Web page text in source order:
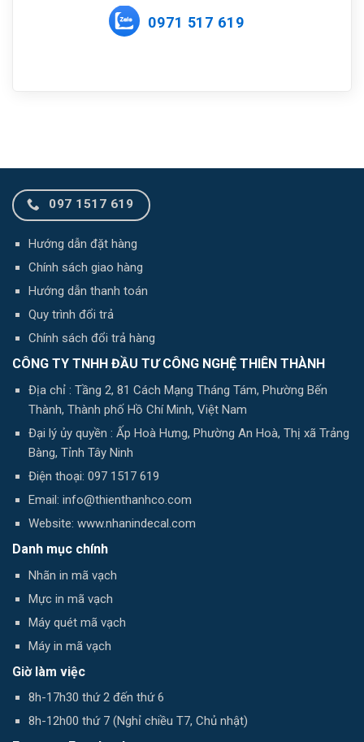
0971 517 619
097 1517 619
Hướng dẫn đặt hàng
Chính sách giao hàng
Hướng dẫn thanh toán
Quy trình đổi trả
Chính sách đổi trả hàng
CÔNG TY TNHH ĐẦU TƯ CÔNG NGHỆ THIÊN THÀNH
Địa chỉ : Tầng 2, 81 Cách Mạng Tháng Tám, Phường Bến
Thành, Thành phố Hồ Chí Minh, Việt Nam
Đại lý ủy quyền : Ấp Hoà Hưng, Phường An Hoà, Thị xã Trảng
Bàng, Tỉnh Tây Ninh
Điện thoại: 097 1517 619
Email: info@thienthanhco.com
Website: www.nhanindecal.com
Danh mục chính
Nhãn in mã vạch
Mực in mã vạch
Máy quét mã vạch
Máy in mã vạch
Giờ làm việc
8h-17h30 thứ 2 đến thứ 6
8h-12h00 thứ 7 (Nghỉ chiều T7, Chủ nhật)